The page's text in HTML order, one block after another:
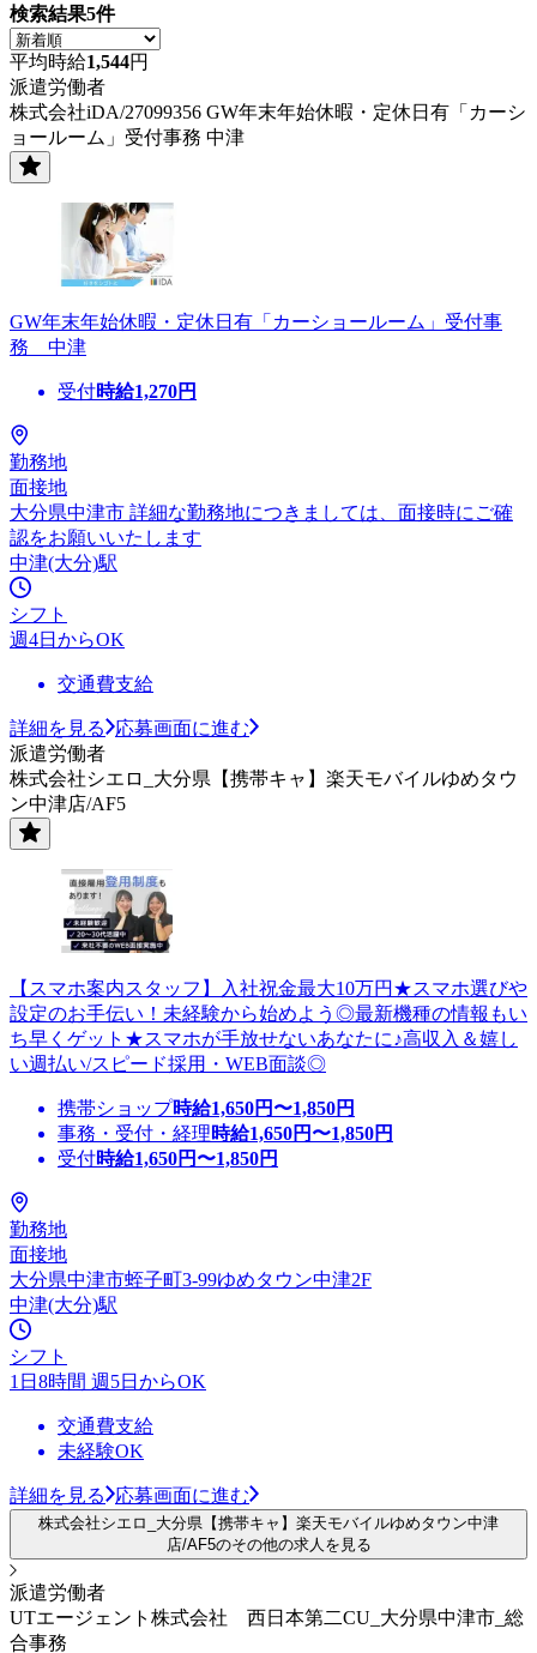
検索結果5件
平均時給1,544円
派遣労働者
株式会社iDA/27099356 GW年末年始休暇・定休日有「カーシ
ョールーム」受付事務 中津
GW年末年始休暇・定休日有「カーショールーム」受付事
務 中津
受付時給1,270円
勤務地
面接地
大分県中津市 詳細な勤務地につきましては、面接時にご確
認をお願いいたします
中津(大分)駅
シフト
週4日からOK
交通費支給
詳細を見る
応募画面に進む
派遣労働者
株式会社シエロ_大分県【携帯キャ】楽天モバイルゆめタウ
ン中津店/AF5
【スマホ案内スタッフ】入社祝金最大10万円★スマホ選びや
設定のお手伝い！未経験から始めよう◎最新機種の情報もい
ち早くゲット★スマホが手放せないあなたに♪高収入＆嬉し
い週払い/スピード採用・WEB面談◎
携帯ショップ時給1,650円〜1,850円
事務・受付・経理時給1,650円〜1,850円
受付時給1,650円〜1,850円
勤務地
面接地
大分県中津市蛭子町3-99ゆめタウン中津2F
中津(大分)駅
シフト
1日8時間 週5日からOK
交通費支給
未経験OK
詳細を見る 応募画面に進む
株式会社シエロ_大分県【携帯キャ】楽天モバイルゆめタウン中津
店/AF5のその他の求人を見る
派遣労働者
UTエージェント株式会社 西日本第二CU_大分県中津市_総
合事務